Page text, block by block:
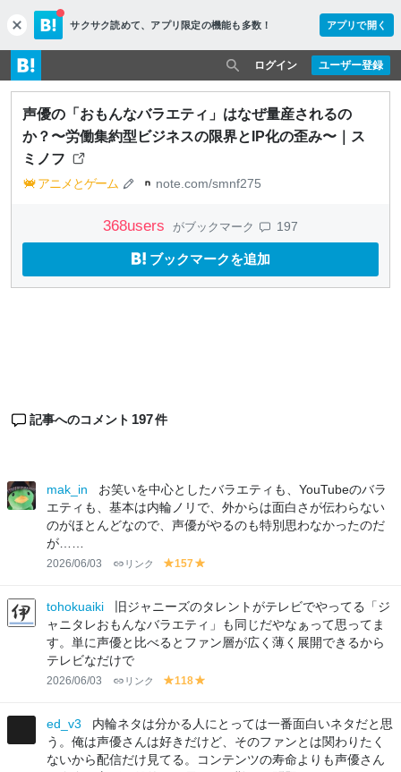
c
l
o
s
e
サクサク読めて、 アプリ限定の機能も多数！ アプリで開く
ユーザー登録
ログイン
声優の「おもんなバラエティ」はなぜ量産されるの
か？〜労働集約型ビジネスの限界とIP化の歪み〜｜ス
ミノフ
アニメとゲーム note.com/smnf275
368users がブックマーク 197
ブックマークを追加
記事へのコメント 197件
mak_in
お笑いを中心としたバラエティも、YouTubeのバラ
エティも、基本は内輪ノリで、外からは面白さが伝わらない
のがほとんどなので、声優がやるのも特別思わなかったのだ
が……
2026/06/03 リンク
y
w
157
lo
tohokuaiki
旧ジャニーズのタレントがテレビでやってる「ジ
ャニタレおもんなバラエティ」も同じだやなぁって思ってま
す。単に声優と比べるとファン層が広く薄く展開できるから
テレビなだけで
2026/06/03 リンク
y
lo
w
118
lo
w
ed_v3
内輪ネタは分かる人にとっては一番面白いネタだと思
う。俺は声優さんは好きだけど、そのファンとは関わりたく
ないから配信だけ見てる。コンテンツの寿命よりも声優さん